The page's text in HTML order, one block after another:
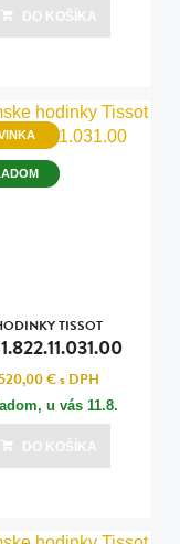
DO KOŠÍKA
TISSOT
€s DPH
u vás 11.8.
DO KOŠÍKA